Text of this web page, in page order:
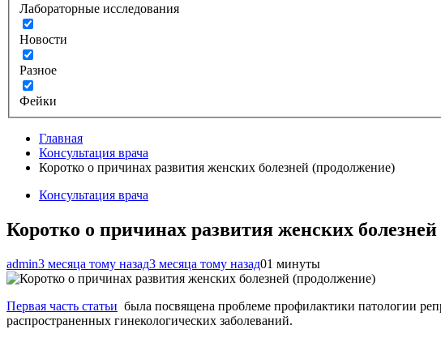
Лабораторные исследования
Новости
Разное
Фейки
Главная
Консультация врача
Коротко о причинах развития женских болезней (продолжение)
Консультация врача
Коротко о причинах развития женских
admin3 месяца тому назад3 месяца тому назад01 минуты
Первая часть статьи была посвящена проблеме профилактики патологии
распространенных гинекологических заболеваний.